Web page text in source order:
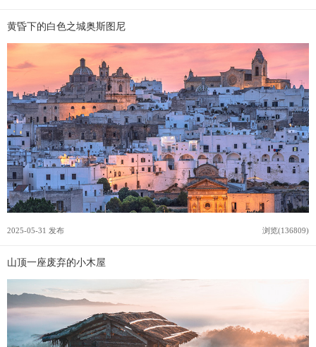
黄昏下的白色之城奥斯图尼
2025-05-31 发布 浏览(136809)
山顶一座废弃的小木屋